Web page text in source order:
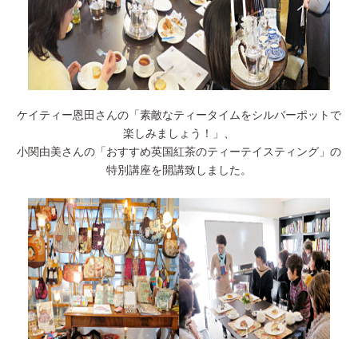
ケイティー恩田さんの「素敵なティータイムをシルバーポットで
楽しみましょう！」、
小関由美さんの「おすすめ英国紅茶のティーテイスティング」の
特別講座を開講致しました。